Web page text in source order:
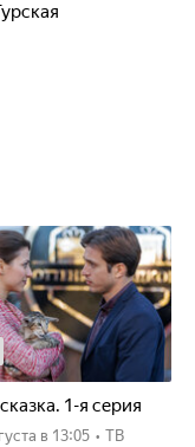
1-я серия
в 13:05 • ТВ